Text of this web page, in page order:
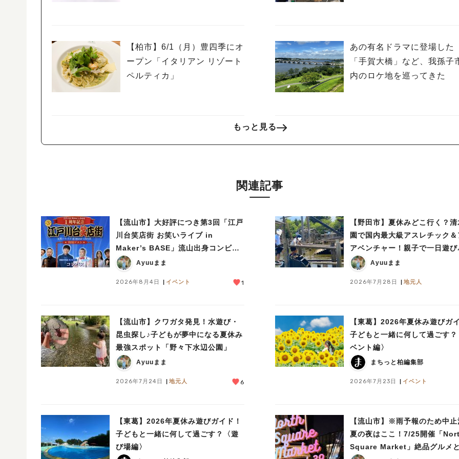
【柏市】6/1（月）豊四季にオ
ープン「イタリアン リゾート
ペルティカ」
あの有名ドラマに登場した
「手賀大橋」など、我孫子
内のロケ地を巡ってきた
もっと見る
関連記事
【流山市】大好評につき第3回「江戸
川台笑店街 お笑いライブ in
Maker’s BASE」流山出身コンビ
「コンパス」も登場！8/23（日）
Ayuuまま
2026年8月4日 イベント 1
【野田市】夏休みどこ行く？
園で国内最大級アスレチック
アベンチャー！親子で一日遊
しレポAyuuまま
2026年7月28日 地元人
【流山市】クワガタ発見！水遊び・
昆虫探し♪子どもが夢中になる夏休み
最強スポット「野々下水辺公園」
Ayuuまま
2026年7月24日 地元人 6
【東葛】2026年夏休み遊びガ
子どもと一緒に何して過ごす？
ベント編〉
まちっと柏編集部
2026年7月23日 イベント
【東葛】2026年夏休み遊びガイド！
子どもと一緒に何して過ごす？〈遊
び場編〉
【流山市】※雨予報のため中
夏の夜はここ！7/25開催「
Square Market」絶品グルメ